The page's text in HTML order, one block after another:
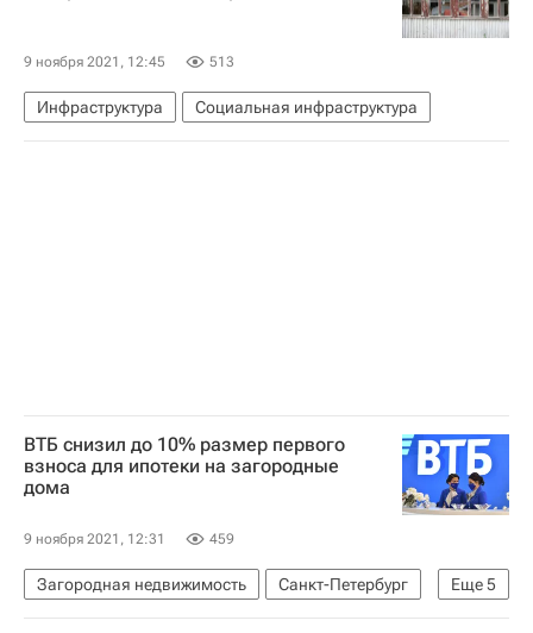
9 ноября 2021, 12:45 513
Инфраструктура Социальная инфраструктура
ВТБ снизил до 10% размер первого
взноса для ипотеки на загородные
дома
9 ноября 2021, 12:31 459
Еще5
Загородная недвижимость
Санкт-Петербург
Ленинградская область
ВТБ (банк)
Банки